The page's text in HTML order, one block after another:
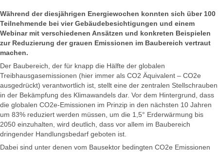
Während der diesjährigen Energiewochen konnten sich über 100
Teilnehmende bei vier Gebäudebesichtigungen und einem
Webinar mit verschiedenen Ansätzen und konkreten Beispielen
zur Reduzierung der grauen Emissionen im Baubereich vertraut
machen.
Der Baubereich, der für knapp die Hälfte der globalen
Treibhausgasemissionen (hier immer als CO2 Äquivalent – CO2e
ausgedrückt) verantwortlich ist, stellt eine der zentralen Stellschrauben
in der Bekämpfung des Klimawandels dar. Vor dem Hintergrund, dass
die globalen CO2e-Emissionen im Prinzip in den nächsten 10 Jahren
um 83% reduziert werden müssen, um die 1,5° Erderwärmung bis
2050 einzuhalten, wird deutlich, dass vor allem im Baubereich
dringender Handlungsbedarf geboten ist.
Dabei sind unter denen vom Bausektor bedingten CO2e Emissionen